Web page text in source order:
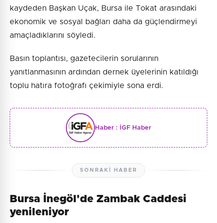
kaydeden Başkan Uçak, Bursa ile Tokat arasındaki
ekonomik ve sosyal bağları daha da güçlendirmeyi
amaçladıklarını söyledi.
Basın toplantısı, gazetecilerin sorularının
yanıtlanmasının ardından dernek üyelerinin katıldığı
toplu hatıra fotoğrafı çekimiyle sona erdi.
Haber : İGF Haber
SONRAKI HABER
Bursa İnegöl'de Zambak Caddesi
yenileniyor